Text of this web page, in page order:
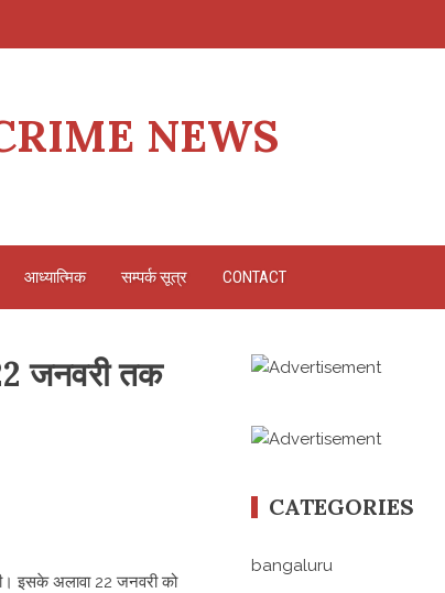
NEWS
आध्यात्मिक सम्पर्क सूत्र CONTACT
जनवरी तक
इसके अलावा 22 जनवरी को
CATEGORIES
bangaluru